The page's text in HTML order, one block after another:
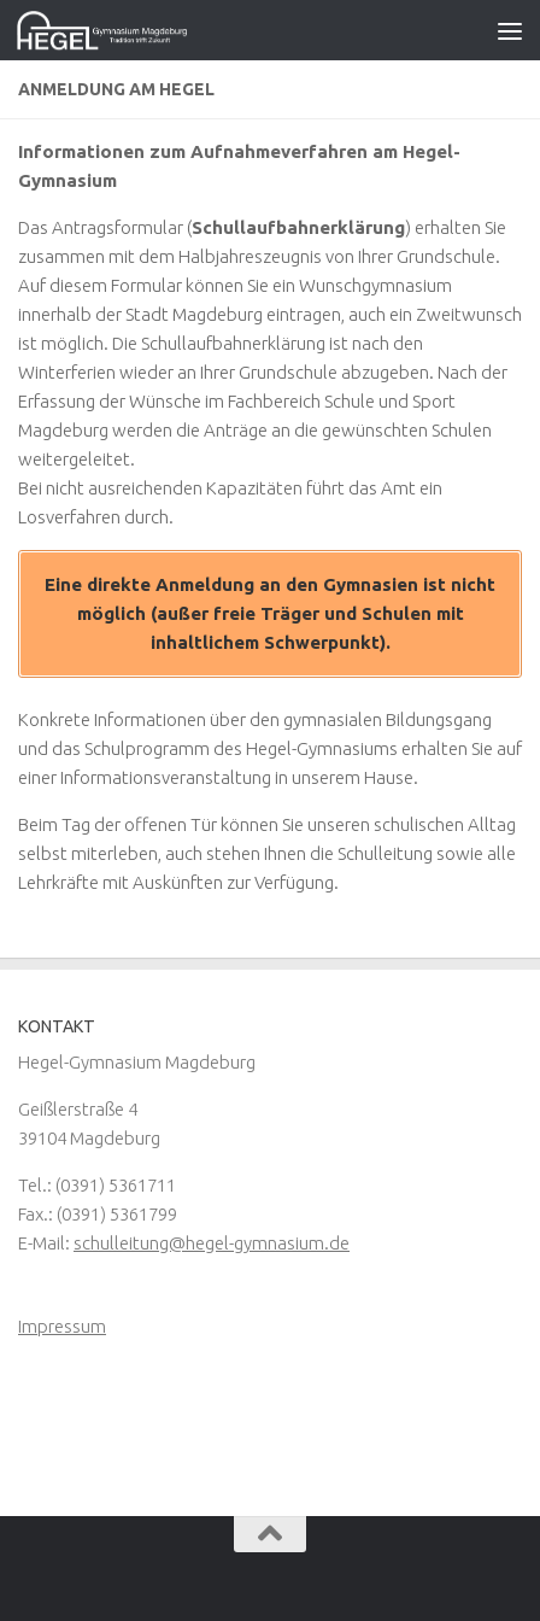
Zum Inhalt springen
ANMELDUNG AM HEGEL
Informationen zum Aufnahmeverfahren am Hegel-
Gymnasium
Das Antragsformular (Schullaufbahnerklärung) erhalten Sie
zusammen mit dem Halbjahreszeugnis von Ihrer Grundschule.
Auf diesem Formular können Sie ein Wunschgymnasium
innerhalb der Stadt Magdeburg eintragen, auch ein Zweitwunsch
ist möglich. Die Schullaufbahnerklärung ist nach den
Winterferien wieder an Ihrer Grundschule abzugeben. Nach der
Erfassung der Wünsche im Fachbereich Schule und Sport
Magdeburg werden die Anträge an die gewünschten Schulen
weitergeleitet.
Bei nicht ausreichenden Kapazitäten führt das Amt ein
Losverfahren durch.
Eine direkte Anmeldung an den Gymnasien ist nicht
möglich (außer freie Träger und Schulen mit
inhaltlichem Schwerpunkt).
Konkrete Informationen über den gymnasialen Bildungsgang
und das Schulprogramm des Hegel-Gymnasiums erhalten Sie auf
einer Informationsveranstaltung in unserem Hause.
Beim Tag der offenen Tür können Sie unseren schulischen Alltag
selbst miterleben, auch stehen Ihnen die Schulleitung sowie alle
Lehrkräfte mit Auskünften zur Verfügung.
KONTAKT
Hegel-Gymnasium Magdeburg
Geißlerstraße 4
39104 Magdeburg
Tel.: (0391) 5361711
Fax.: (0391) 5361799
E-Mail: schulleitung@hegel-gymnasium.de
Impressum